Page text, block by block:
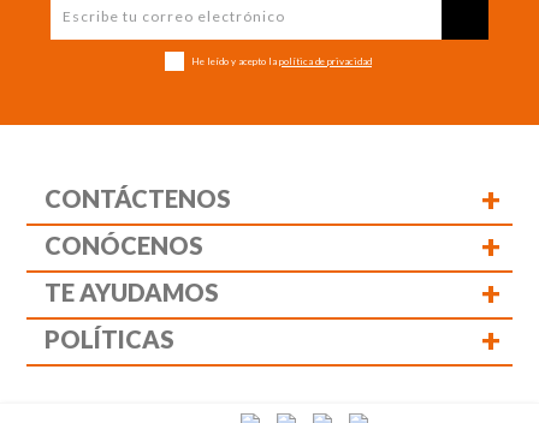
He leído y acepto la política de privacidad
CONTÁCTENOS +
CONÓCENOS +
TE AYUDAMOS +
POLÍTICAS +